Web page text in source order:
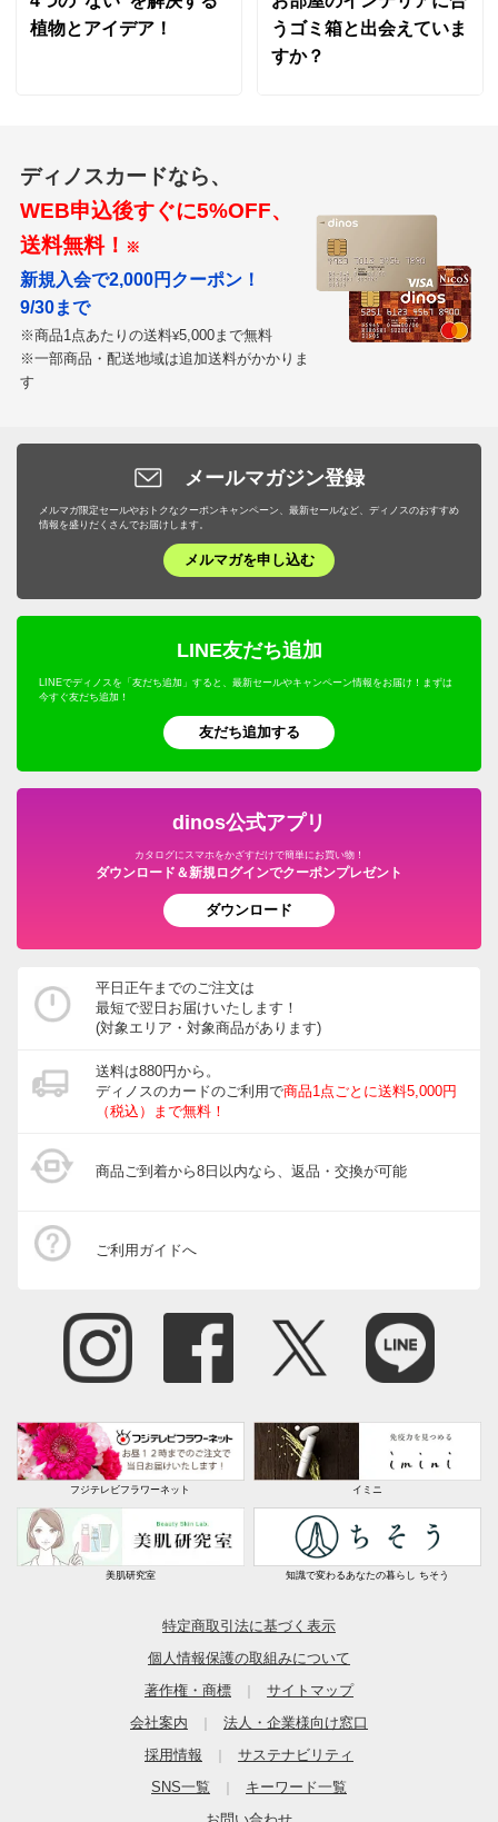
この度はご迷惑、また、お手数をおかけし申し訳ご
ざいません。
「買って良かった」とのお声、大変うれしく思いま
ホワイトウォッシュ
新潟県
組み立て終わって庭に置いてある様子は星5つなのです
が。
箱を開けたとたんに棚板が破損しているのがわかりまし
すのこ状にできている棚板ですが、ねじをきつく締めす
ぎたことでそこからひび割れた感じでした。2つに割れ
たものを接着剤で貼り合わせ今のところ問題はありませ
丁寧な梱包で配送中の破損ではないと思います。
口コミののようにねじ穴がない箇所はありましたがそれ
はなんとかなります（穴があったほうが安心ですが。）
庭がかわいくなり見た目は大満足です。星５つ付けた
この度はご期待に沿えず大変失礼いたしました。
詳細を読ませていただき、改善に向けてメーカーと
協議を進めてまいります。
た。
ホワイトウォッシュ
1人で組み立てました。
ネジ穴が開いていないところが数箇所あり戸惑いまし
出来上がりはとても可愛くて気に入っています。
千葉県
画像通りで素敵です。女性1人で組み立てしました。難
しくはないですが、慣れていない方は板を合わせたりす
るのに2人で作業した方がいいかもしれません。
下の収納スペースは棚板に100均のシートを鋲打ちで貼
り、灯油タンクを入れたりして便利に使っています。
めになってしまうのが残念でした。
商品担当者より
お買い上げいただき誠にありがとうございます。
植物とアイデア！
うゴミ箱と出会えていま
すか？
ディノスカードなら、
WEB申込後すぐに5%OFF、
送料無料！ ※
新規入会で2,000円クーポン！
9/30まで
※商品1点あたりの送料¥5,000まで無料
※一部商品・配送地域は追加送料がかかりま
す
メールマガジン登録
メルマガ限定セールやおトクなクーポンキャンペーン、最新セールなど、ディノスのおすすめ
情報を盛りだくさんでお届けします。
メルマガを申し込む
LINE友だち追加
LINEでディノスを「友だち追加」すると、最新セールやキャンペーン情報をお届け！まずは
今すぐ友だち追加！
友だち追加する
dinos公式アプリ
カタログにスマホをかざすだけで簡単にお買い物！
ダウンロード＆新規ログインでクーポンプレゼント
ダウンロード
平日正午までのご注文は
最短で翌日お届けいたします！
(対象エリア・対象商品があります)
送料は880円から。
ディノスのカードのご利用で商品1点ごとに送料5,000円
（税込）まで無料！
商品ご到着から8日以内なら、返品・交換が可能
ご利用ガイドへ
フジテレビフラワーネット イミニ
美肌研究室 知識で変わるあなたの暮らし ちそう
特定商取引法に基づく表示
個人情報保護の取組みについて
著作権・商標
｜
サイトマップ
会社案内
｜
法人・企業様向け窓口
採用情報
｜
サステナビリティ
SNS一覧
｜
キーワード一覧